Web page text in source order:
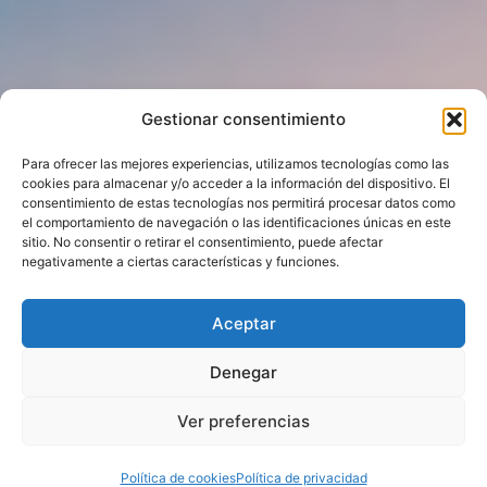
Gestionar consentimiento
Para ofrecer las mejores experiencias, utilizamos tecnologías como las
cookies para almacenar y/o acceder a la información del dispositivo. El
consentimiento de estas tecnologías nos permitirá procesar datos como
el comportamiento de navegación o las identificaciones únicas en este
sitio. No consentir o retirar el consentimiento, puede afectar
negativamente a ciertas características y funciones.
Aceptar
Denegar
Ver preferencias
Política de cookiesPolítica de privacidad